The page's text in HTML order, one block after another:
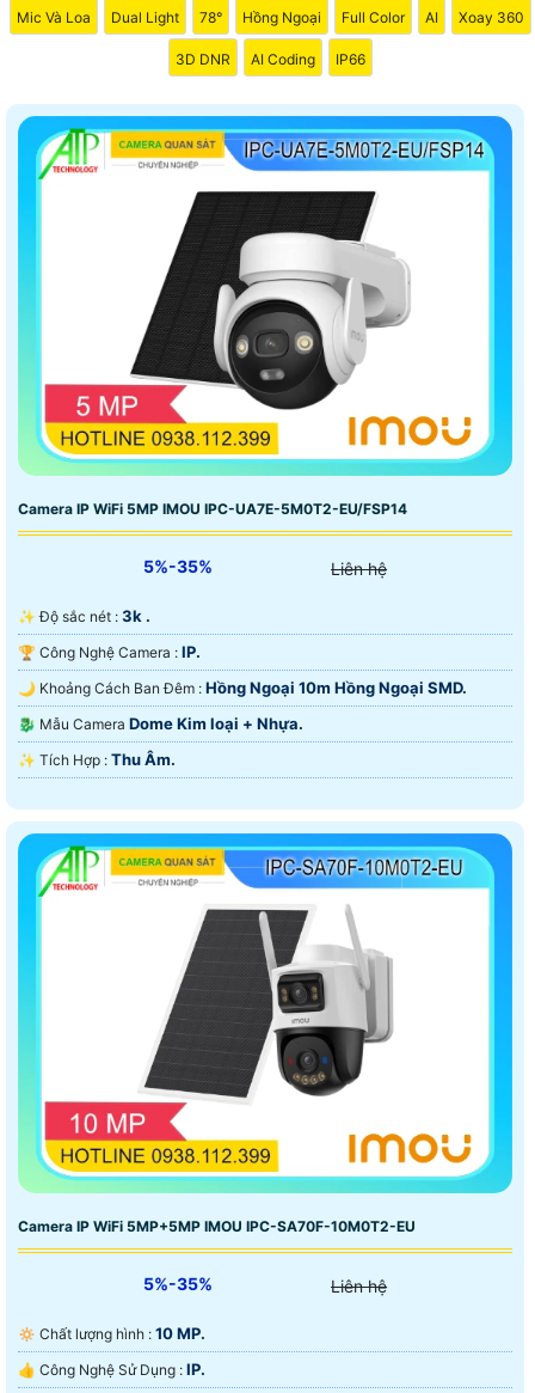
Mic Và Loa Dual Light 78° Hồng Ngoại Full Color AI Xoay 360
3D DNR AI Coding IP66
Camera IP WiFi 5MP IMOU IPC-UA7E-5M0T2-EU/FSP14
5%-35% Liên hệ
✨ Độ sắc nét : 3k .
🏆 Công Nghệ Camera : IP.
🌙 Khoảng Cách Ban Đêm : Hồng Ngoại 10m Hồng Ngoại SMD.
🐉️ Mẫu Camera Dome Kim loại + Nhựa.
️✨ Tích Hợp : Thu Âm.
Camera IP WiFi 5MP+5MP IMOU IPC-SA70F-10M0T2-EU
5%-35% Liên hệ
🔅 Chất lượng hình : 10 MP.
👍 Công Nghệ Sử Dụng : IP.